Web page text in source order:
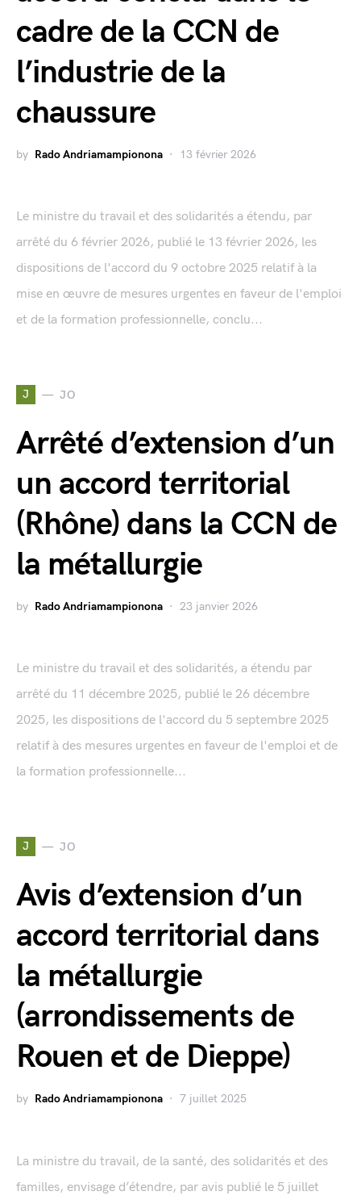
cadre de la CCN de
l’industrie de la
chaussure
by Rado Andriamampionona 13 février 2026
Le ministre du travail et des solidarités a étendu, par
arrêté du 6 février 2026, publié le 13 février 2026, les
dispositions de l'accord du 9 octobre 2025 relatif à la
mise en œuvre de mesures urgentes en faveur de l'emploi
et de la formation professionnelle, conclu...
J JO
Arrêté d’extension d’un
un accord territorial
(Rhône) dans la CCN de
la métallurgie
by Rado Andriamampionona 23 janvier 2026
Le ministre du travail et des solidarités, a étendu par
arrêté du 11 décembre 2025, publié le 26 décembre
2025, les dispositions de l'accord du 5 septembre 2025
relatif à des mesures urgentes en faveur de l'emploi et de
la formation professionnelle...
J JO
Avis d’extension d’un
accord territorial dans
la métallurgie
(arrondissements de
Rouen et de Dieppe)
by Rado Andriamampionona 7 juillet 2025
La ministre du travail, de la santé, des solidarités et des
familles, envisage d’étendre, par avis publié le 5 juillet